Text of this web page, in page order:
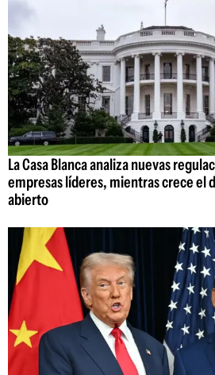
La Casa Blanca analiza nuevas
empresas líderes, mientras crece el
abierto